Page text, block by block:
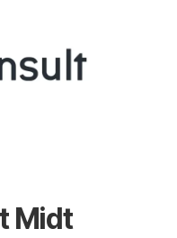
Midt